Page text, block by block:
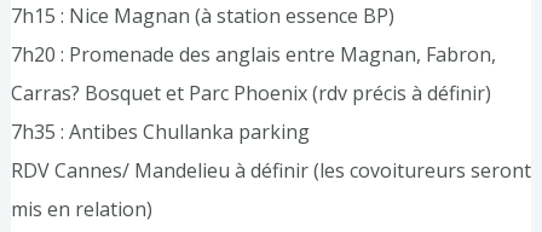
7h15 : Nice Magnan (à station essence BP)
7h20 : Promenade des anglais entre Magnan, Fabron,
Carras? Bosquet et Parc Phoenix (rdv précis à définir)
7h35 : Antibes Chullanka parking
RDV Cannes/ Mandelieu à définir (les covoitureurs seront
mis en relation)